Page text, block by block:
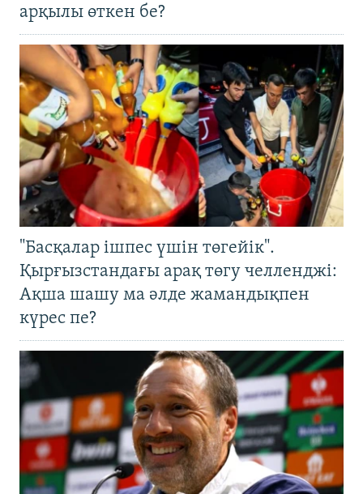
арқылы өткен бе?
"Басқалар ішпес үшін төгейік".
Қырғызстандағы арақ төгу челленджі:
Ақша шашу ма әлде жамандықпен
күрес пе?